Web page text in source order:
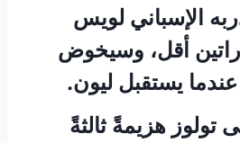
الإسباني لويس
أقل، وسيخوض
عندما يستقبل ليون.
تولوز هزيمةً ثالثةً